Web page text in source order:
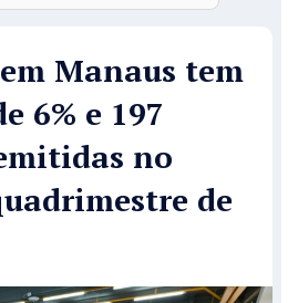
Manaus tem
6% e 197
no
de